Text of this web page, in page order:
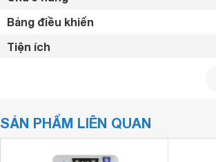
thích hợp sử dụng ở không gian mở
quán ăn, quán cơm, văn phòng quy mô
Bảng điều khiển
Tiện ích
SẢN PHẨM LIÊN QUAN